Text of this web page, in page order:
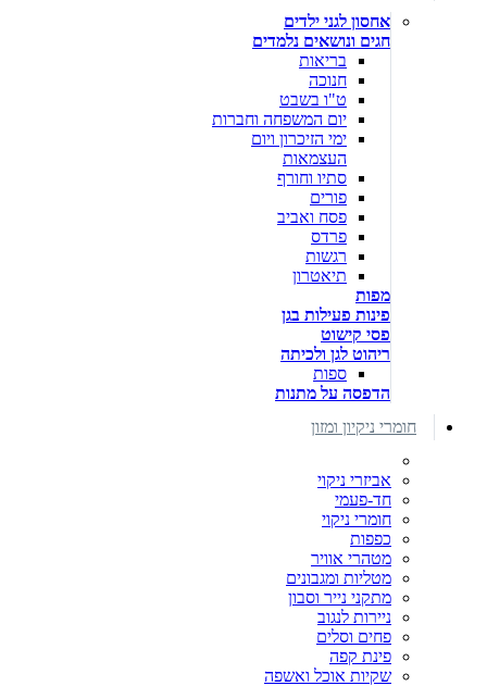
אחסון לגני ילדים
חגים ונושאים נלמדים
בריאות
חנוכה
ט"ו בשבט
יום המשפחה וחברות
ימי הזיכרון ויום
העצמאות
סתיו וחורף
פורים
פסח ואביב
פרדס
רגשות
תיאטרון
מפות
פינות פעילות בגן
פסי קישוט
ריהוט לגן ולכיתה
ספות
הדפסה על מתנות
חומרי ניקיון ומזון
אביזרי ניקוי
חד-פעמי
חומרי ניקוי
כפפות
מטהרי אוויר
מטליות ומגבונים
מתקני נייר וסבון
ניירות לנגוב
פחים וסלים
פינת קפה
שקיות אוכל ואשפה